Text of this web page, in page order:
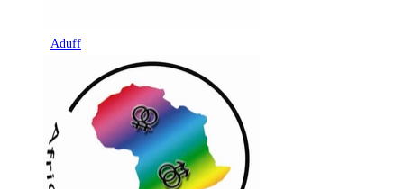
Aduff